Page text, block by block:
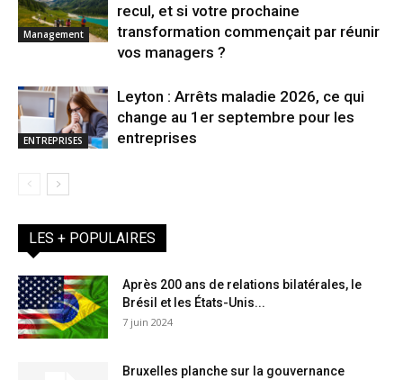
Management
recul, et si votre prochaine
transformation commençait par réunir
vos managers ?
ENTREPRISES
Leyton : Arrêts maladie 2026, ce qui
change au 1er septembre pour les
entreprises
LES + POPULAIRES
Après 200 ans de relations bilatérales, le
Brésil et les États-Unis...
7 juin 2024
Bruxelles planche sur la gouvernance